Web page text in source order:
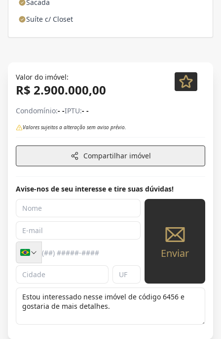
Sacada
Suíte c/ Closet
Valor do imóvel:
R$ 2.900.000,00
Condomínio:- -IPTU:- -
Valores sujeitos a alteração sem aviso prévio.
Compartilhar imóvel
Avise-nos de seu interesse e tire suas dúvidas!
Enviar